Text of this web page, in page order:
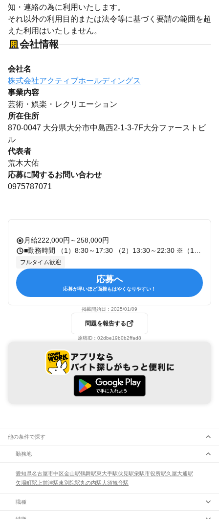
知・連絡の為に利用いたします。
それ以外の利用目的または法令等に基づく要請の範囲を超
えた利用はいたしません。
会社情報
会社名
株式会社アクティブホールディングス
事業内容
芸術・娯楽・レクリエーション
所在住所
870-0047 大分県大分市中島西2-1-3-7F大分ファーストビ
ル
代表者
荒木大佑
応募に関するお問い合わせ
0975787071
月給222,000円～258,000円
フルタイム歓迎
応募へ
応募が早いほど面接もはやくなりやすい！
掲載開始日： 2025/01/09
問題を報告する
原稿ID： 02dbe19b0b2ffad8
他の条件で探す
勤務地
愛知県名古屋市中区金山駅鶴舞駅東大手駅伏見駅栄駅市役所駅久屋大通駅
矢場町駅 上前津駅東別院駅丸の内駅大須観音駅
職種